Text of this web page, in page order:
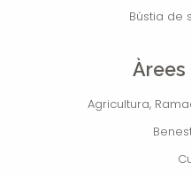
Bústia de
Àrees
Agricultura,